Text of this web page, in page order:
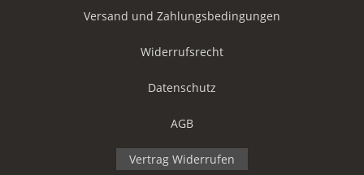
Versand und Zahlungsbedingungen
Widerrufsrecht
Datenschutz
AGB
Vertrag Widerrufen